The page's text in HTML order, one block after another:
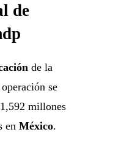
de
de la
se
millones
en México.